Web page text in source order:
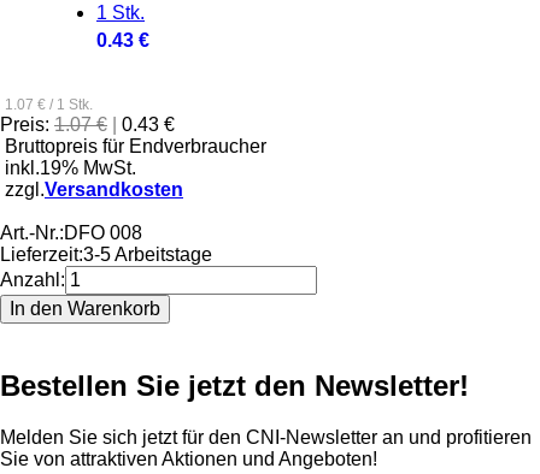
1 Stk.
0.43 €
1.07 € / 1 Stk.
Preis: 1.07 €
0.43 €
Bruttopreis für Endverbraucher
inkl.19% MwSt.
zzgl.Versandkosten
Art.-Nr.:DFO 008
Lieferzeit:3-5 Arbeitstage
Anzahl:
Bestellen Sie jetzt den Newsletter!
Melden Sie sich jetzt für den CNI-Newsletter an und profitieren
Sie von attraktiven Aktionen und Angeboten!